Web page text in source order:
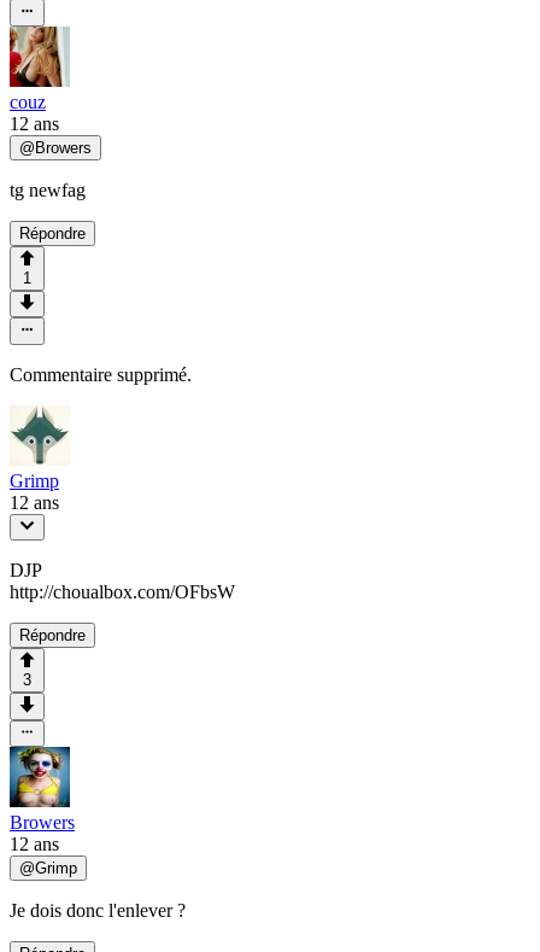
couz
12 ans
@ Browers
tg newfag
Répondre
1
Commentaire supprimé.
Grimp
12 ans
DJP
http://choualbox.com/OFbsW
Répondre
3
Browers
12 ans
@Grimp
Je dois donc l'enlever ?